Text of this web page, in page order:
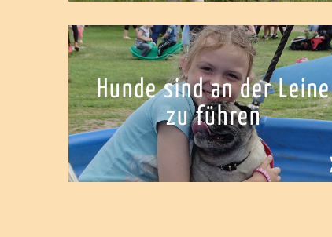
Hunde sind an der Leine
zu führen